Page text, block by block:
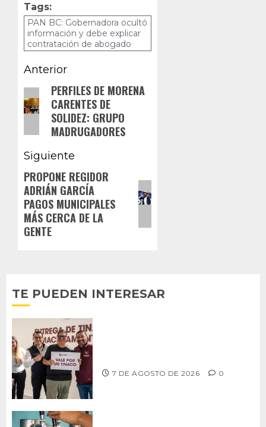
que nunca se
construyó"
Tags:
PAN BC: Gobernadora ocultó
información y debe explicar
contratación de abogado
Navegación
de
entradas
Anterior
Entrada
anterior:
PERFILES DE MORENA
CARENTES DE
SOLIDEZ: GRUPO
MADRUGADORES
Siguiente
Siguiente
entrada:
PROPONE REGIDOR
ADRIÁN GARCÍA
PAGOS MUNICIPALES
MÁS CERCA DE LA
GENTE
TE PUEDEN INTERESAR
7 DE AGOSTO DE 2026 0